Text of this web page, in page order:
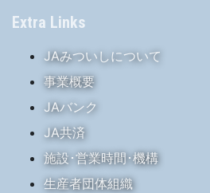
Extra Links
JAみついしについて
事業概要
JAバンク
JA共済
施設･営業時間･機構
生産者団体組織